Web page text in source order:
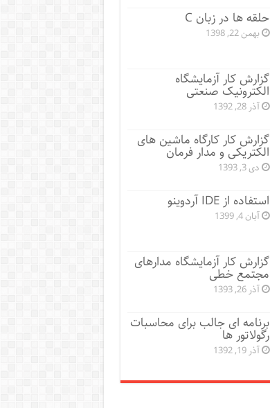
حلقه ها در زبان C
بهمن 22, 1398
گزارش کار آزمایشگاه
الکترونیک صنعتی
آذر 28, 1392
گزارش کار کارگاه ماشین های
الکتریکی و مدار فرمان
دی 3, 1393
استفاده از IDE آردوینو
آبان 4, 1399
گزارش کار آزمایشگاه مدارهای
مجتمع خطی
آذر 26, 1393
برنامه ای جالب برای محاسبات
رگولاتور ها
آذر 19, 1392